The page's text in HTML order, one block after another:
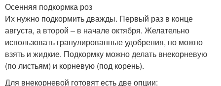
Осенняя подкормка роз
Их нужно подкормить дважды. Первый раз в конце
августа, а второй – в начале октября. Желательно
использовать гранулированные удобрения, но можно
взять и жидкие. Подкормку можно делать внекорневую
(по листьям) и корневую (под корень).
Для внекорневой готовят есть две опции: